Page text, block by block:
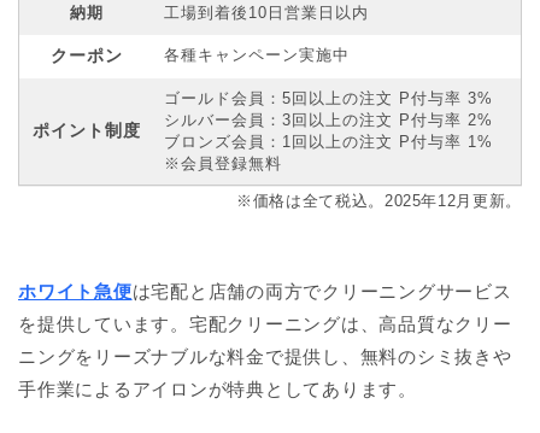
納期 工場到着後10日営業日以内
クーポン 各種キャンペーン実施中
ポイント制度
ゴールド会員：5回以上の注文 P付与率 3%
シルバー会員：3回以上の注文 P付与率 2%
ブロンズ会員：1回以上の注文 P付与率 1%
※会員登録無料
※価格は全て税込。2025年12月更新。
ホワイト急便は宅配と店舗の両方でクリーニングサービス
を提供しています。宅配クリーニングは、高品質なクリー
ニングをリーズナブルな料金で提供し、無料のシミ抜きや
手作業によるアイロンが特典としてあります。